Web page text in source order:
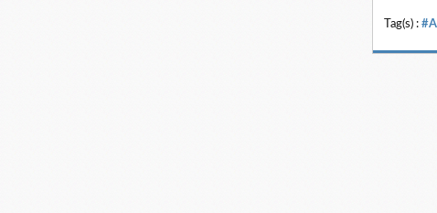
Tag(s) :